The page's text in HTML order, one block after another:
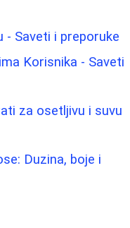
- Saveti i preporuke
Korisnika - Saveti
za osetljivu i suvu
Duzina, boje i